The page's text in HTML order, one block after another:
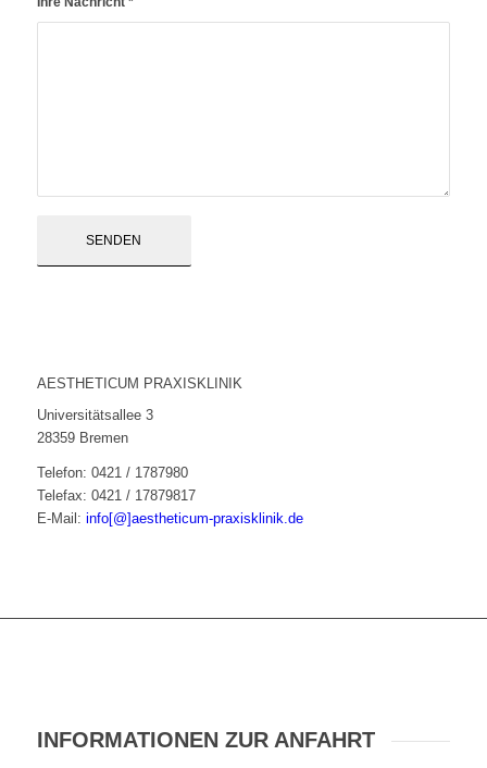
AESTHETICUM PRAXISKLINIK
Universitätsallee 3
28359 Bremen
Telefon: 0421 / 1787980
Telefax: 0421 / 17879817
E-Mail: info[@]aestheticum-praxisklinik.de
INFORMATIONEN ZUR ANFAHRT